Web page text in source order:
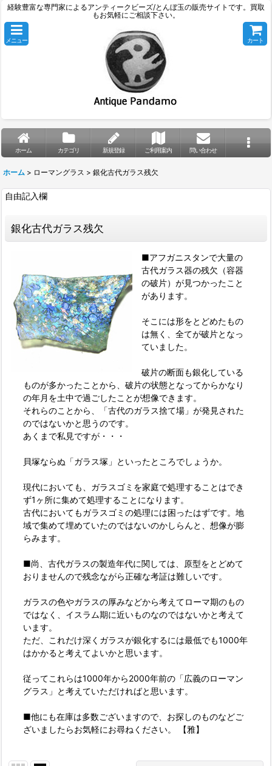
経験豊富な専門家によるアンティークビーズ/とんぼ玉の販売サイトです。買取
もお気軽にご相談下さい。
メニュー カート
ホーム カテゴリ 新規登録 ご利用案内 問い合わせ
ホーム > ローマングラス > 銀化古代ガラス残欠
自由記入欄
銀化古代ガラス残欠
■アフガニスタンで大量の
古代ガラス器の残欠（容器
の破片）が見つかったこと
があります。
そこには形をとどめたもの
は無く、全てが破片となっ
ていました。
破片の断面も銀化している
ものが多かったことから、破片の状態となってからかなり
の年月を土中で過ごしたことが想像できます。
それらのことから、「古代のガラス捨て場」が発見された
のではないかと思うのです。
あくまで私見ですが・・・
貝塚ならぬ「ガラス塚」といったところでしょうか。
現代においても、ガラスゴミを家庭で処理することはでき
ず1ヶ所に集めて処理することになります。
古代においてもガラスゴミの処理には困ったはずです。地
域で集めて埋めていたのではないのかしらんと、想像が膨
らみます。
■尚、古代ガラスの製造年代に関しては、原型をとどめて
おりませんので残念ながら正確な考証は難しいです。
ガラスの色やガラスの厚みなどから考えてローマ期のもの
ではなく、イスラム期に近いものなのではないかと考えて
います。
ただ、これだけ深くガラスが銀化するには最低でも1000年
はかかると考えてよいかと思います。
従ってこれらは1000年から2000年前の「広義のローマン
グラス」と考えていただければと思います。
■他にも在庫は多数ございますので、お探しのものなどご
ざいましたらお気軽にお尋ねください。 【雅】